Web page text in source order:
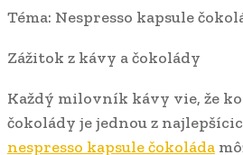
Téma: Nespresso kapsule
Zážitok z kávy a čokolády
Každý milovník kávy vie, že
čokolády je jednou z
nespresso kapsule čokoláda